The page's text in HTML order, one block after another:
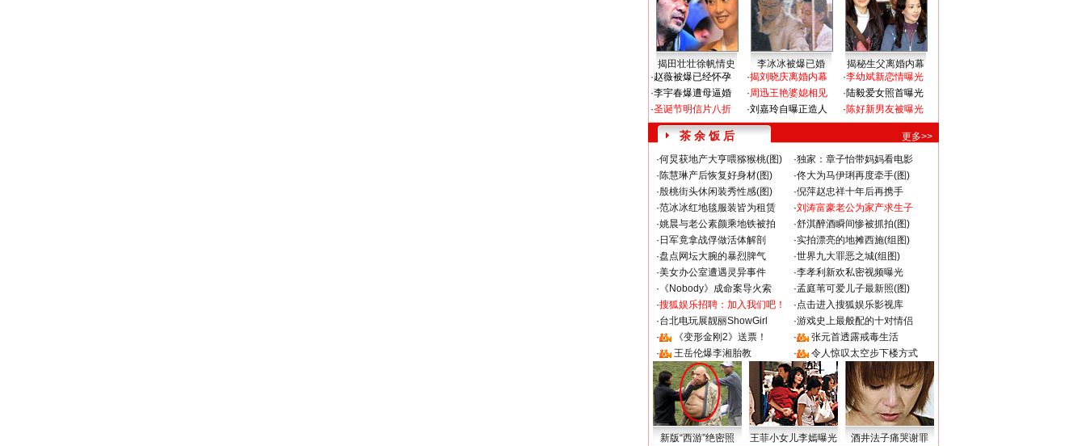
揭田壮壮徐帆情史 李冰冰被爆已婚
揭秘生父离婚内幕
·赵薇被爆已经怀孕
·李宇春爆遭母逼婚
·圣诞节明信片八折
·揭刘晓庆离婚内幕
·周迅王艳婆媳相见
·刘嘉玲自曝正造人
·李幼斌新恋情曝光
·陆毅爱女照首曝光
·陈好新男友被曝光
茶 余 饭 后
更多>>
·何炅获地产大亨喂猕猴桃(图) ·独家：章子怡带妈妈看电影
·陈慧琳产后恢复好身材(图) ·佟大为马伊琍再度牵手(图)
·殷桃街头休闲装秀性感(图) ·倪萍赵忠祥十年后再携手
·范冰冰红地毯服装皆为租赁 ·刘涛富豪老公为家产求生子
·姚晨与老公素颜乘地铁被拍 ·舒淇醉酒瞬间惨被抓拍(图)
· 日军竟拿战俘做活体解剖 ·实拍漂亮的地摊西施(组图)
·盘点网坛大腕的暴烈脾气 ·世界九大罪恶之城(组图)
·美女办公室遭遇灵异事件 ·李孝利新欢私密视频曝光
· 《Nobody》成命案导火索 ·孟庭苇可爱儿子最新照(图)
·搜狐娱乐招聘：加入我们吧！ ·点击进入搜狐娱乐影视库
·台北电玩展靓丽ShowGirl ·游戏史上最般配的十对情侣
·
《变形金刚2》送票！ ·
张元首透露戒毒生活
·
王岳伦爆李湘胎教 · 令人惊叹太空步下楼方式
新版“西游”绝密照 王菲小女儿李嫣曝光 酒井法子痛哭谢罪